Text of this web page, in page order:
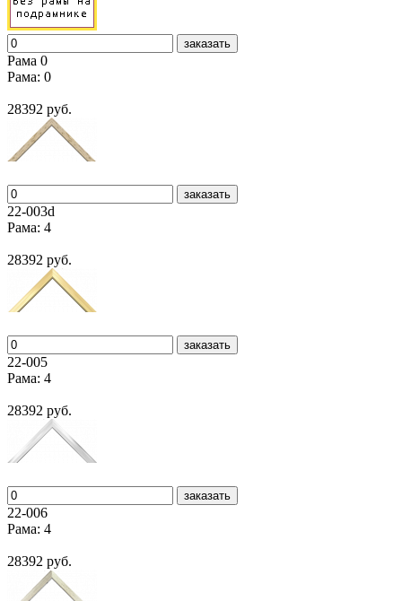
заказать
Рама 0
Рама: 0
28392 руб.
заказать
22-003d
Рама: 4
28392 руб.
заказать
22-005
Рама: 4
28392 руб.
заказать
22-006
Рама: 4
28392 руб.